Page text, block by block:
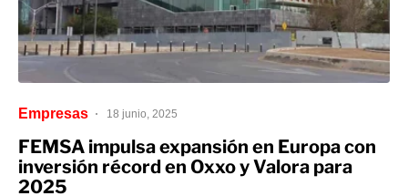
Empresas 18 junio, 2025
FEMSA impulsa expansión en Europa con
inversión récord en Oxxo y Valora para
2025